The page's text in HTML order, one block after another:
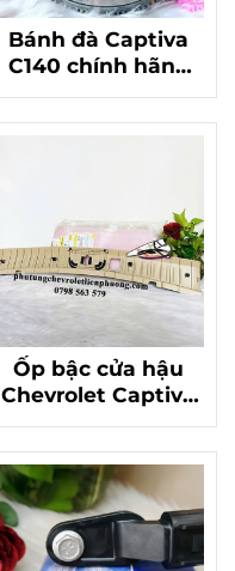
Bánh đà Captiva
C140 chính hãng
chất lượng
24243637
Ốp bậc cửa hậu
Chevrolet Captiva
mã 96829413